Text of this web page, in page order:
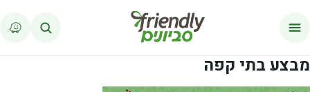
מבצע בתי קפה